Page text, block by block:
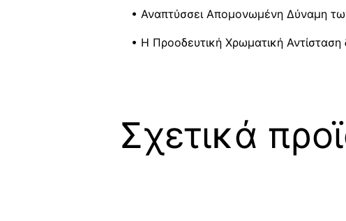
• Αναπτύσσει Απομονωμένη Δύναμη
• Η Προοδευτική Χρωματική
Σχετικά